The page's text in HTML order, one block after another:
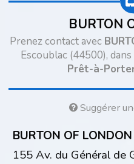
BURTON
Prenez contact avec
Escoublac (44500),
Prêt-à-
Suggérer
BURTON OF LONDON
155 Av. du Général de